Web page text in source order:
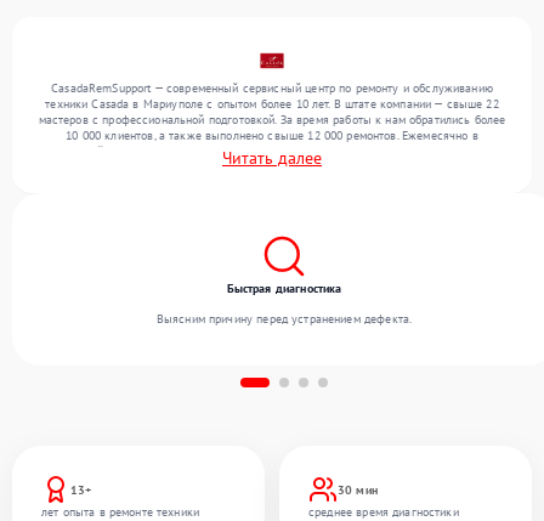
CasadaRemSupport — современный сервисный центр по ремонту и обслуживанию
техники Casada в Мариуполе с опытом более 10 лет. В штате компании — свыше 22
мастеров с профессиональной подготовкой. За время работы к нам обратились более
10 000 клиентов, а также выполнено свыше 12 000 ремонтов. Ежемесячно в
сервисный центр поступает свыше 300 единиц техники, включая , , . Мы работаем с
широким спектром неисправностей и обеспечиваем надежный результат благодаря
Читать далее
13+
лет опыта в ремонте техники
30 мин
среднее время диагностики
Быстрая диагностика
Выясним причину перед устранением дефекта.